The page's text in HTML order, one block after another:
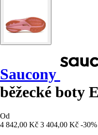
Saucony
běžecké boty
Od
4 842,00 Kč 3 404,00 Kč -30%